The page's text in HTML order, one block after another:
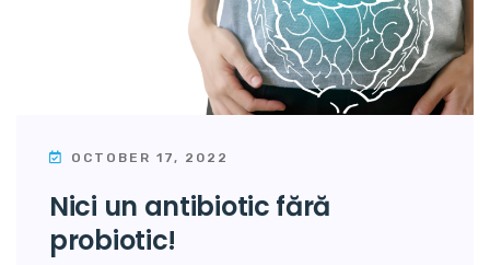
OCTOBER 17, 2022
nici un antibiotic fără
probiotic!